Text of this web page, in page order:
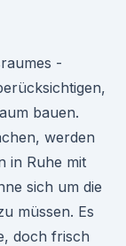
-
bauen.
werden
in Ruhe mit
sich um die
müssen. Es
doch frisch